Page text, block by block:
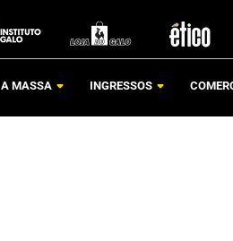
A MASSA INGRESSOS